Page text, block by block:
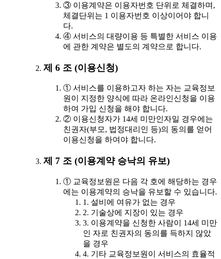
③ 이용계약은 이용자번호 단위로 체결하며,
체결단위는 1 이용자번호 이상이어야 합니
다.
④ 서비스의 대량이용 등 특별한 서비스 이용
에 관한 계약은 별도의 계약으로 합니다.
제 6 조 (이용신청)
① 서비스를 이용하고자 하는 자는 교육정보
원이 지정한 양식에 따라 온라인신청을 이용
하여 가입 신청을 해야 합니다.
② 이용신청자가 14세 미만인자일 경우에는
친권자(부모, 법정대리인 등)의 동의를 얻어
이용신청을 하여야 합니다.
제 7 조 (이용계약 승낙의 유보)
① 교육정보원은 다음 각 호에 해당하는 경우
에는 이용계약의 승낙을 유보할 수 있습니다.
1. 설비에 여유가 없는 경우
2. 기술상에 지장이 있는 경우
3. 이용계약을 신청한 사람이 14세 미만
인 자로 친권자의 동의를 득하지 않았
을 경우
4. 기타 교육정보원이 서비스의 효율적